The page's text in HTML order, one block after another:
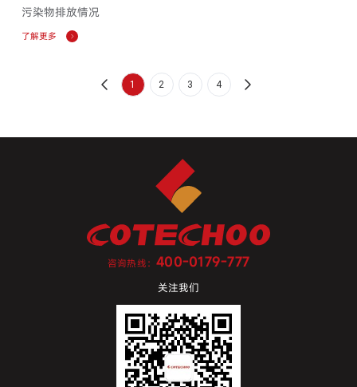
污染物排放情况
了解更多
1 2 3 4
咨询热线：400-0179-777
关注我们